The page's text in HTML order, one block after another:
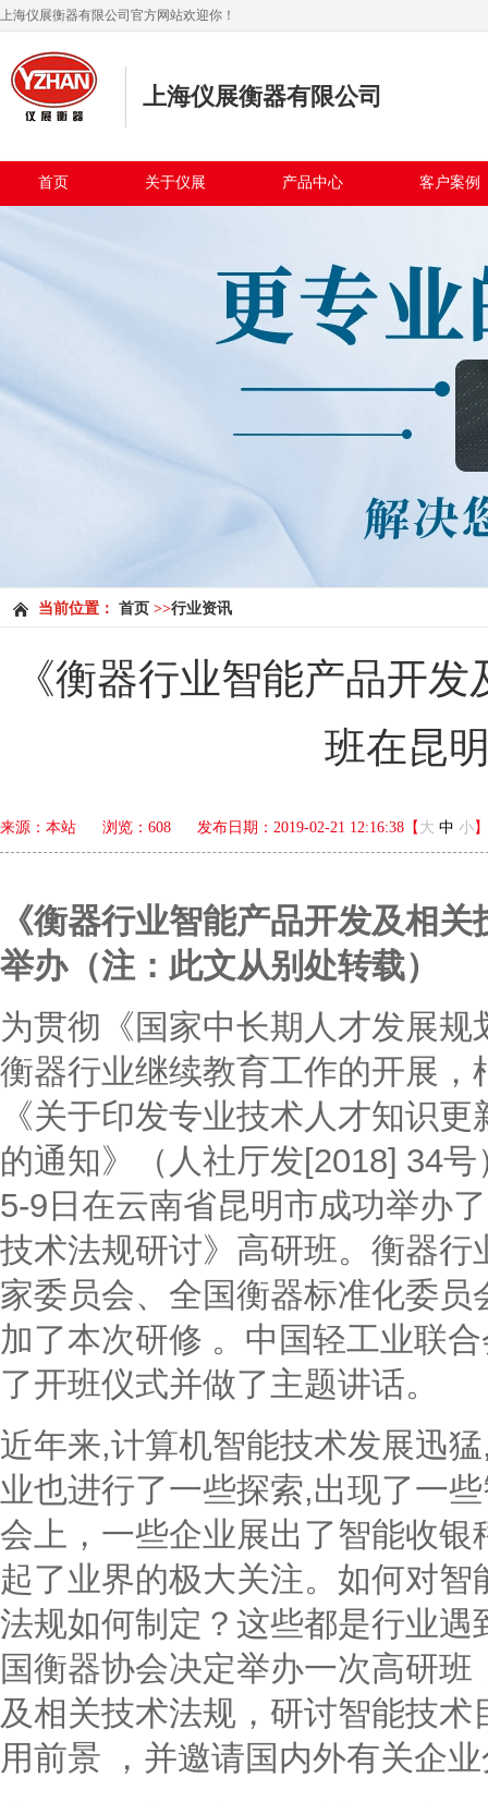
上海仪展衡器有限公司官方网站欢迎你！
上海仪展衡器有限公司
首页 关于仪展 产品中心 客户案例
当前位置： 首页 >>行业资讯
《衡器行业智能产品开
班在昆
来源：本站 浏览： 608 发布日期：2019-02-21 12:16:38【 大 中 小】
《衡器行业智能产品开发及相
举办（注：此文从别处转载）
为贯彻《国家中长期人才发展
衡器行业继续教育工作的开展
《关于印发专业技术人才知识
的通知》（人社厅发[2018] 34
5-9日在云南省昆明市成功举办
技术法规研讨》高研班。衡器
家委员会、全国衡器标准化委
加了本次研修 。中国轻工业联
了开班仪式并做了主题讲话。
近年来,计算机智能技术发展迅
业也进行了一些探索,出现了一
会上，一些企业展出了智能收
起了业界的极大关注。如何对
法规如何制定？这些都是行业
国衡器协会决定举办一次高研
及相关技术法规，研讨智能技
用前景 ，并邀请国内外有关企